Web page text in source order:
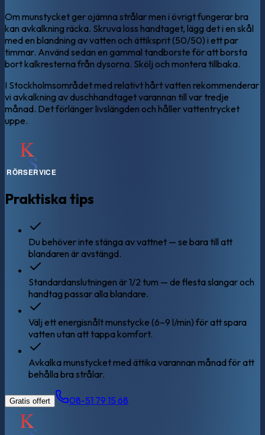
Om munstycket ger ojämna strålar men i övrigt fungerar bra
kan avkalkning räcka. Skruva loss handtaget, lägg det i en skål
med en blandning av vatten och ättiksprit (50/50) i ett par
timmar. Använd sedan en gammal tandborste för att borsta
bort kalkresterna från dysorna. Skölj och montera tillbaka.
I Stockholmsområdet med relativt hårt vatten rekommenderar
vi avkalkning av duschhandtaget varannan till var tredje
månad. Det förlänger livslängden och håller vattentrycket
uppe.
Praktiska tips
Du behöver inte stänga av vattnet — se bara till att
blandaren är avstängd.
Standardanslutningen är 1/2 tum — de flesta slangar och
handtag passar alla blandare.
Välj ett energisnålt munstycke (6–9 l/min) för att spara
vatten utan att tappa komfort.
Avkalka munstycket med ättika varannan månad för att
behålla bra strålar.
Gratis offert 08-51 79 15 68